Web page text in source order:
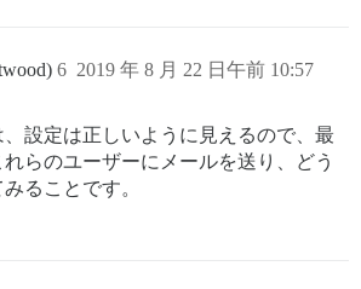
2019 年 8 月 22 日午前 10:57
6
設定は正しいように見えるので、最
らのユーザーにメールを送り、どう
ることです。